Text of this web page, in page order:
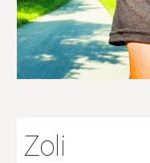
Zoli